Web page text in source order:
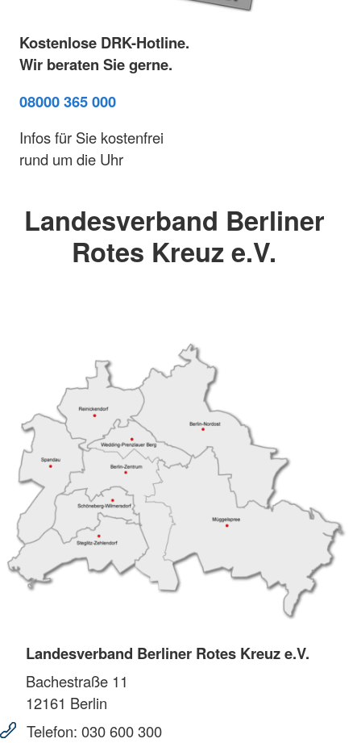
Kostenlose DRK-Hotline.
Wir beraten Sie gerne.
08000 365 000
Infos für Sie kostenfrei
rund um die Uhr
Landesverband Berliner
Rotes Kreuz e.V.
Landesverband Berliner Rotes Kreuz e.V.
Bachestraße 11
12161 Berlin
Telefon: 030 600 300